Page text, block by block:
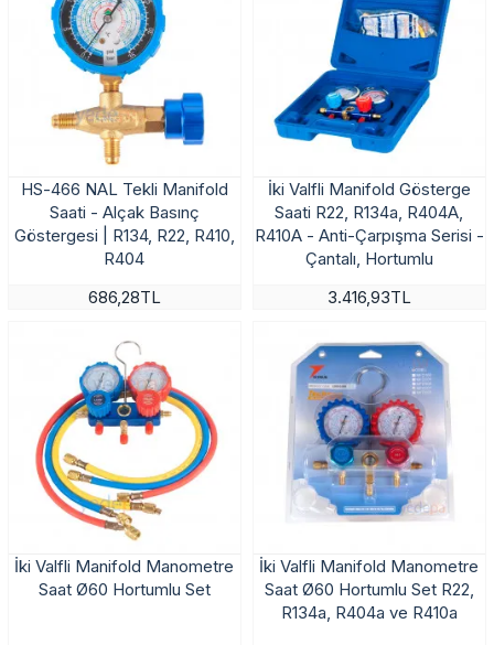
HS-466 NAL Tekli Manifold
Saati - Alçak Basınç
Göstergesi | R134, R22, R410,
R404
686,28TL
İki Valfli Manifold Gösterge
Saati R22, R134a, R404A,
R410A - Anti-Çarpışma Serisi -
Çantalı, Hortumlu
3.416,93TL
İki Valfli Manifold Manometre
Saat Ø60 Hortumlu Set
İki Valfli Manifold Manometre
Saat Ø60 Hortumlu Set R22,
R134a, R404a ve R410a